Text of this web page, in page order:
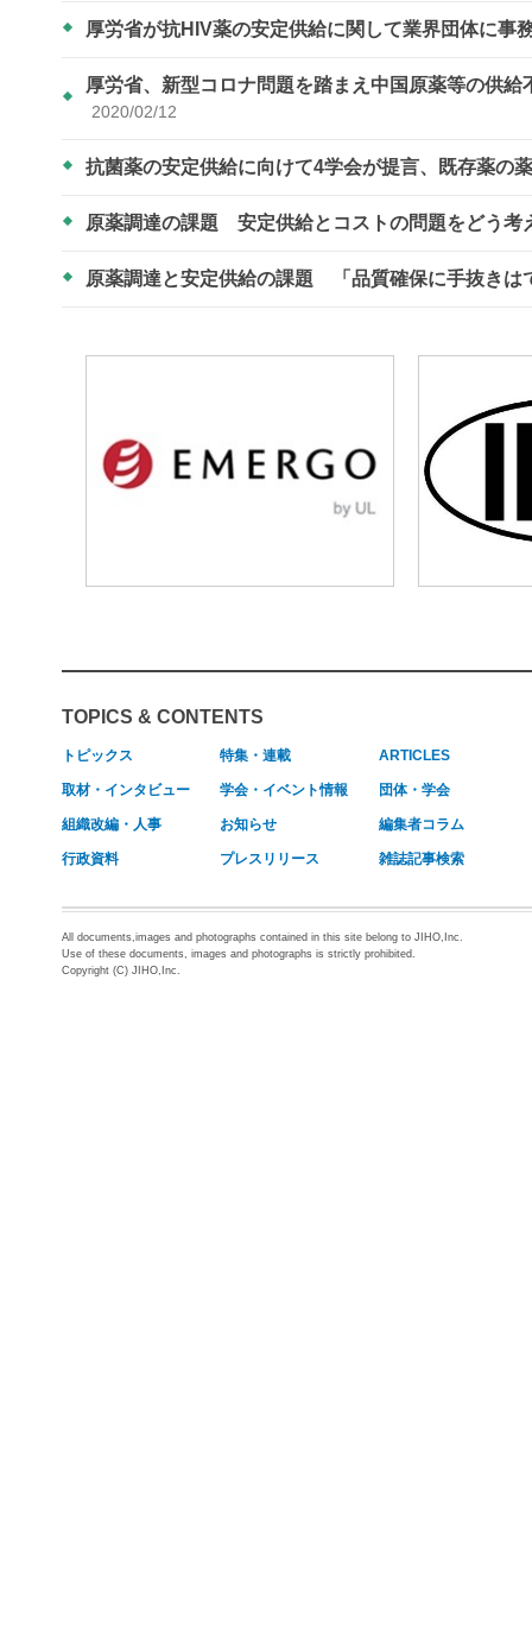
厚労省が抗HIV薬の安定供給に関して業界団体に
厚労省、新型コロナ問題を踏まえ中国原薬等の供
2020/02/12
抗菌薬の安定供給に向けて4学会が提言、既存薬の
原薬調達の課題 安定供給とコストの問題をどう考
原薬調達と安定供給の課題 「品質確保に手抜きは
TOPICS & CONTENTS
トピックス 特集・連載 ARTICLES
取材・インタビュー 学会・イベント情報 団体・学会
組織改編・人事 お知らせ 編集者コラム
行政資料 プレスリリース 雑誌記事検索
All documents,images and photographs contained in this site belong to JIHO,Inc.
Use of these documents, images and photographs is strictly prohibited.
Copyright (C) JIHO,Inc.